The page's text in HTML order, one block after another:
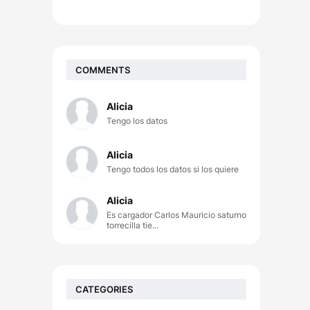
COMMENTS
Alicia
Tengo los datos
Alicia
Tengo todos los datos si los quiere
Alicia
Es cargador Carlos Mauricio saturno
torrecilla tie...
CATEGORIES